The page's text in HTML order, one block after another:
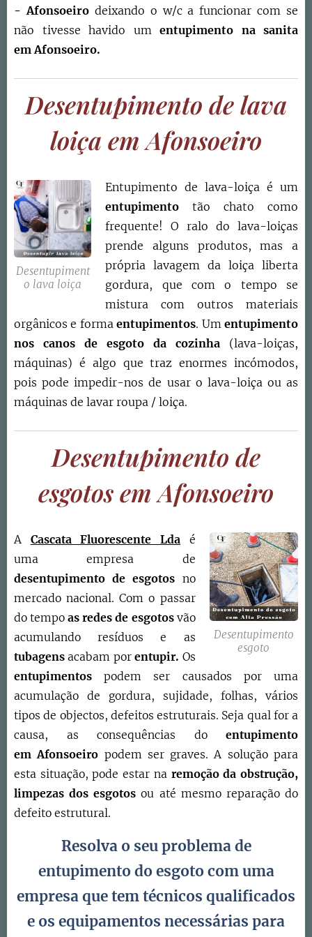
-Afonsoeiro deixando o w/c a funcionar com se
não tivesse havido um entupimento na sanita
emAfonsoeiro.
Desentupimento de lava
loiça em Afonsoeiro
Desentupiment
o lava loiça
Entupimento de lava-loiça é um
entupimento tão chato como
frequente! O ralo do lava-loiças
prende alguns produtos, mas a
própria lavagem da loiça liberta
gordura, que com o tempo se
mistura com outros materiais
orgânicos e formaentupimentos. Umentupimento
nos canos de esgoto da cozinha (lava-loiças,
máquinas) é algo que traz enormes incómodos,
pois pode impedir-nos de usar o lava-loiça ou as
máquinas de lavar roupa / loiça.
Desentupimento de
esgotos em Afonsoeiro
Desentupimento
esgoto
A Cascata Fluorescente Lda é
uma empresa de
desentupimento de esgotos no
mercado nacional. Com o passar
do tempoas redes de esgotosvão
acumulando resíduos e as
tubagens acabam porentupir. Os
entupimentos podem ser causados por uma
acumulação de gordura, sujidade, folhas, vários
tipos de objectos, defeitos estruturais. Seja qual for a
causa, as consequências do entupimento
emAfonsoeiro podem ser graves. A solução para
esta situação, pode estar na remoção da obstrução,
limpezas dos esgotosou até mesmo reparação do
defeito estrutural.
Resolva o seu problema de
entupimento do esgoto com uma
empresa que tem técnicos qualificados
e os equipamentos necessárias para